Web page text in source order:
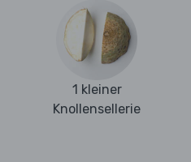
1 kleiner
Knollensellerie